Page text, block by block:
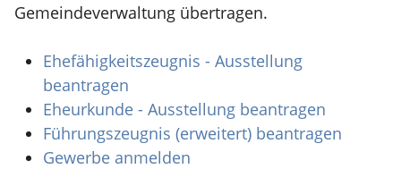
Gemeindeverwaltung übertragen.
Ehefähigkeitszeugnis - Ausstellung
beantragen
Eheurkunde - Ausstellung beantragen
Führungszeugnis (erweitert) beantragen
Gewerbe anmelden